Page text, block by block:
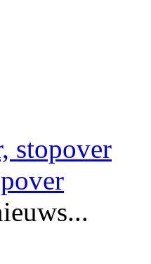
stopover